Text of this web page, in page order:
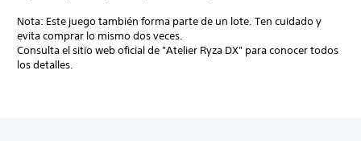
Nota: Este juego también forma parte de un lote. Ten cuidado y
evita comprar lo mismo dos veces.
Consulta el sitio web oficial de "Atelier Ryza DX" para conocer todos
los detalles.